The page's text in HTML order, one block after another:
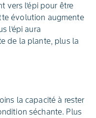
vers l’épi pour être
évolution augmente
l’épi aura
de la plante, plus la
la capacité à rester
séchante. Plus